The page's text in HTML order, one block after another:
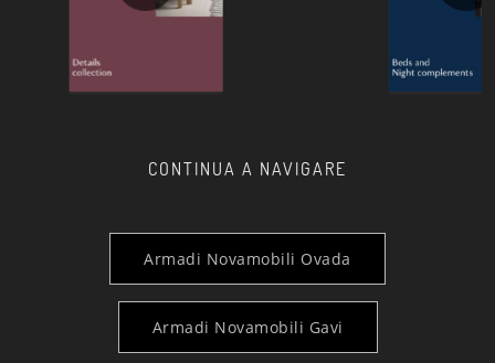
CONTINUA A NAVIGARE
Armadi Novamobili Ovada
Armadi Novamobili Gavi